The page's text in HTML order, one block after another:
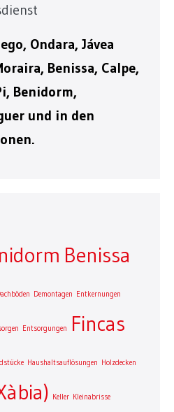
Ondara, Jávea
Benissa, Calpe,
Benidorm,
und in den
Benissa
Demontagen Entkernungen
Entsorgungen
Fincas
Haushaltsauflösungen Holzdecken
Keller Kleinabrisse